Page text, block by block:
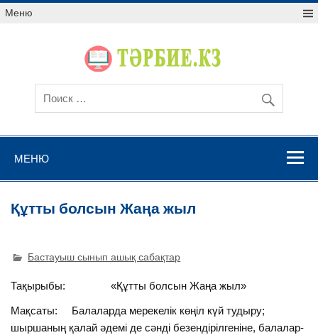
Меню
МЕНЮ
Құтты болсын Жаңа жыл
Бастауыш сынып ашық сабақтар
Тақырыбы: «Құтты болсын Жаңа жыл»
Мақсаты: Балаларда мерекелік көңіл күй тудыру;
шыршаның қалай әдемі де сәнді безендірілгеніне, балалар-